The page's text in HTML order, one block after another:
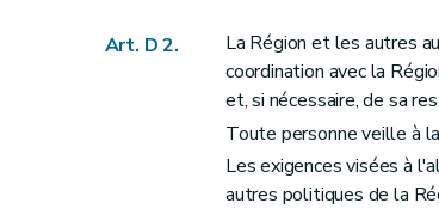
Art. D20
Art. D201
Section 3
Procédure de
Art. D203
Art. D 2.
La Région et les autres
coordination avec la
et, si nécessaire, de sa
Toute personne veille à
Les exigences visées à
autres politiques de la